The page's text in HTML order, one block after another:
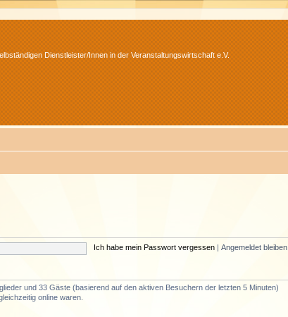
Dienstleister/Innen in der Veranstaltungswirtschaft e.V.
Ich habe mein Passwort vergessen Angemeldet bleiben
und 33 Gäste (basierend auf den aktiven Besuchern der letzten 5 Minuten)
online waren.